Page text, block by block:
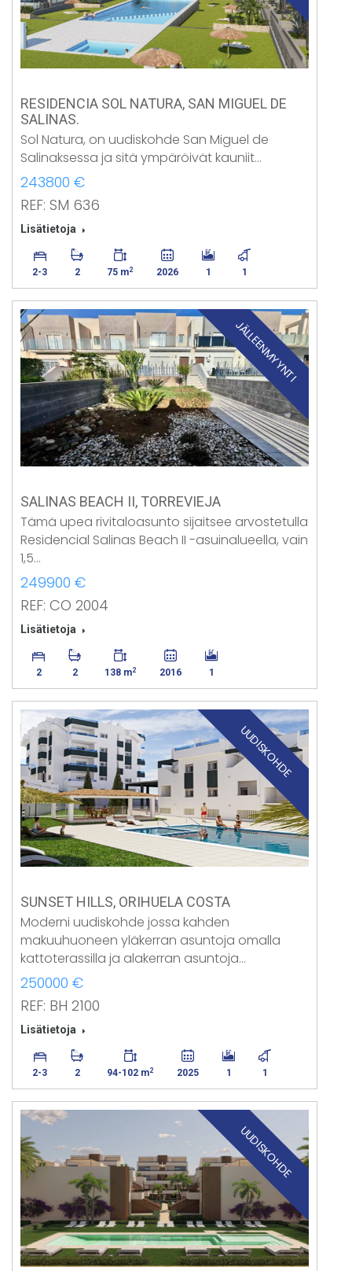
RESIDENCIA SOL NATURA, SAN MIGUEL DE
SALINAS.
Sol Natura, on uudiskohde San Miguel de
Salinaksessa ja sitä ympäröivät kauniit…
243800 €
REF: SM 636
Lisätietoja
2-3 2 75 m2 2026 1 1
JÄLLEENMYYNTI
SALINAS BEACH II, TORREVIEJA
Tämä upea rivitaloasunto sijaitsee arvostetulla
Residencial Salinas Beach II -asuinalueella, vain
1,5…
249900 €
REF: CO 2004
Lisätietoja
2 2 138 m2 2016 1
UUDISKOHDE
SUNSET HILLS, ORIHUELA COSTA
Moderni uudiskohde jossa kahden
makuuhuoneen yläkerran asuntoja omalla
kattoterassilla ja alakerran asuntoja…
250000 €
REF: BH 2100
Lisätietoja
2-3 2 94-102 m2 2025 1 1
UUDISKOHDE